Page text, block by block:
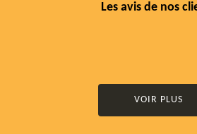
Les avis de nos
VOIR PLUS